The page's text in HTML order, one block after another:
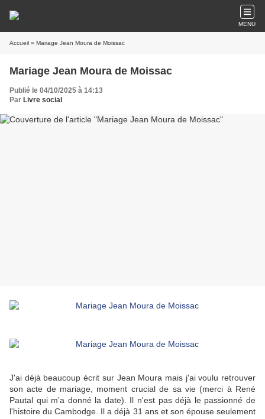
MENU
Accueil » Mariage Jean Moura de Moissac
Mariage Jean Moura de Moissac
Publié le 04/10/2025 à 14:13
Par Livre social
J'ai déjà beaucoup écrit sur Jean Moura mais j'ai voulu retrouver
son acte de mariage, moment crucial de sa vie (merci à René
Pautal qui m'a donné la date). Il n'est pas déjà le passionné de
l'histoire du Cambodge. Il a déjà 31 ans et son épouse seulement